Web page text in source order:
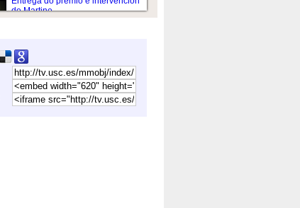
de Martine...
Organización...[+]
Exposición: Valle Inclán ínti...